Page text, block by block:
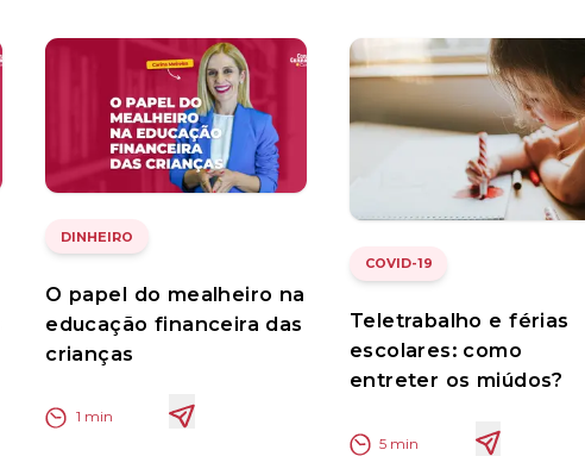
DINHEIRO
O papel do mealheiro na
educação financeira das
crianças
1 min
COVID-19
Teletrabalho e férias
escolares: como
entreter os miúdos?
5 min